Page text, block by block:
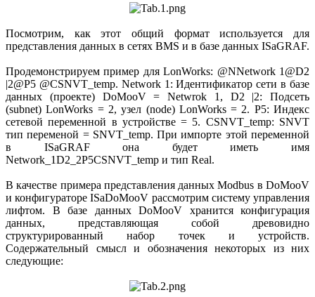
Посмотрим, как этот общий формат используется для
представления данных в сетях BMS и в базе данных ISaGRAF.
Продемонстрируем пример для LonWorks: @NNetwork 1@D2
|2@P5 @CSNVT_temp. Network 1: Идентификатор сети в базе
данных (проекте) DoMooV = Netwrok 1, D2 |2: Подсеть
(subnet) LonWorks = 2, узел (node) LonWorks = 2. P5: Индекс
сетевой переменной в устройстве = 5. CSNVT_temp: SNVT
тип переменой = SNVT_temp. При импорте этой переменной
в ISaGRAF она будет иметь имя
Network_1D2_2P5CSNVT_temp и тип Real.
В качестве примера представления данных Modbus в DoMooV
и конфигураторе ISaDoMooV рассмотрим систему управления
лифтом. В базе данных DoMooV хранится конфигурация
данных, представляющая собой древовидно
структурированный набор точек и устройств.
Содержательный смысл и обозначения некоторых из них
следующие: